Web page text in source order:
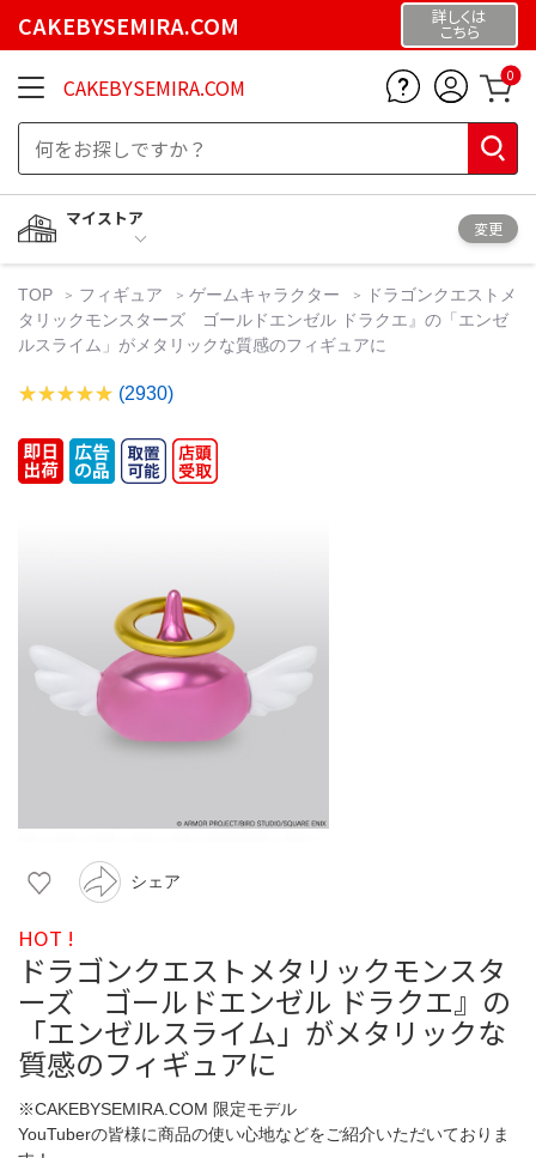
CAKEBYSEMIRA.COM 詳しくは
こちら
CAKEBYSEMIRA.COM 0
マイストア
変更
TOP フィギュア ゲームキャラクター
ドラゴンクエストメ
タリックモンスターズ ゴールドエンゼル ドラクエ』の「エンゼ
ルスライム」がメタリックな質感のフィギュアに
(2930)
シェア
HOT !
ドラゴンクエストメタリックモンスタ
ーズ ゴールドエンゼル ドラクエ』の
「エンゼルスライム」がメタリックな
質感のフィギュアに
※CAKEBYSEMIRA.COM 限定モデル
YouTuberの皆様に商品の使い心地などをご紹介いただいておりま